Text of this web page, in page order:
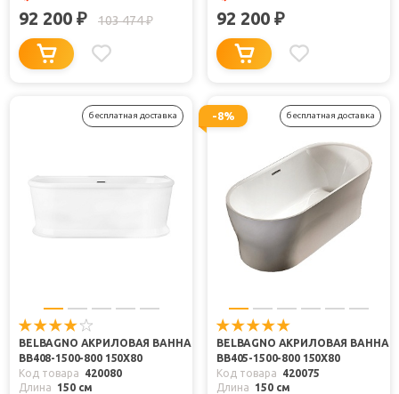
92 200 ₽ 103 474₽ 92 200 ₽
бесплатная доставка
BELBAGNO АКРИЛОВАЯ ВАННА
BB408-1500-800 150X80
Код товара
420080
Длина
150 см
-8% бесплатная доставка
BELBAGNO АКРИЛОВАЯ ВАННА
BB405-1500-800 150X80
Код товара
420075
Длина
150 см